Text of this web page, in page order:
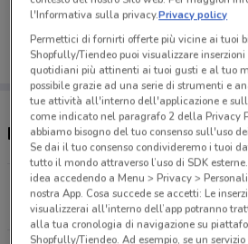
salvarle e creare la tua lista
dal tuo cellulare.
Negozi EurekaKids a
Via dei rigattieri 22 Pisa
19.4 km
CHIUSO
l'Informativa sulla privacy.Privacy policy
Permettici di fornirti offerte più vicine ai tuoi
Shopfully/Tiendeo puoi visualizzare
quotidiani più attinenti ai tuoi gusti e al tuo
possibile grazie ad una serie di strumenti e
tue attività all'interno dell'applicazione e
come indicato nel paragrafo 2 della Privacy
abbiamo bisogno del tuo consenso sull'uso
Se dai il tuo consenso condivideremo i tuoi
tutto il mondo attraverso l’uso di SDK
idea accedendo a Menu > Privacy >
nostra App. Cosa succede se accetti: Le
visualizzerai all'interno dell’app potranno
alla tua cronologia di navigazione su
Shopfully/Tiendeo. Ad esempio, se un